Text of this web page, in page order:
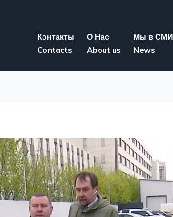
Контакты
Contacts
О Нас
About us
Мы в СМИ
News